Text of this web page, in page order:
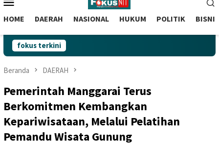
to
contentMobile
HOME DAERAH NASIONAL HUKUM POLITIK BISNIS
fokus terkini
Beranda DAERAH
Pemerintah Manggarai Terus
Berkomitmen Kembangkan
Kepariwisataan, Melalui Pelatihan
Pemandu Wisata Gunung